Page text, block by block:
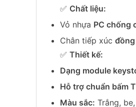
✅ Chất liệu:
Vỏ nhựa PC chống
Chân tiếp xúc
✅Thiết kế:
Dạng module
Hỗ trợ chuẩn bấm
Màu sắc: Trắng,